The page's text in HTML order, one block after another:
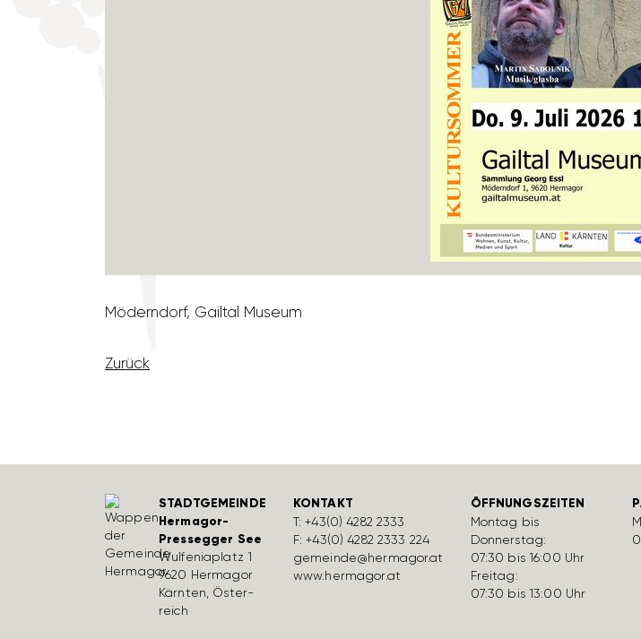
Mödern­dorf, Gailtal Museum
Zurück
STADTGEMEINDE
Hermagor-
Pressegger See
Wulfe­nia­platz 1
9620 Hermagor
Kärnten, Öster­
reich
KONTAKT
T:+43(0) 4282 2333
F: +43(0) 4282 2333 224
gemeinde@hermagor.at
www.hermagor.at
ÖFFNUNGSZEITEN
Montag bis
Donnerstag:
07:30 bis 16:00 Uhr
Freitag:
07:30 bis 13:00 Uhr